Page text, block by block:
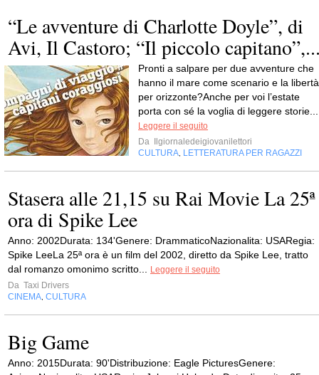
“Le avventure di Charlotte Doyle”, di
Avi, Il Castoro; “Il piccolo
Pronti a salpare per due avventure che
hanno il mare come scenario e la libertà
per orizzonte?Anche per voi l’estate
porta con sé la voglia di leggere storie...
Leggere il seguito
Da
Ilgiornaledeigiovanilettori
CULTURA LETTERATURA PER RAGAZZI
Stasera alle 21,15 su Rai Movie La 25ª
ora di Spike Lee
Anno: 2002Durata: 134'Genere: DrammaticoNazionalita: USARegia:
Spike LeeLa 25ª ora è un film del 2002, diretto da Spike Lee, tratto
dal romanzo omonimo scritto...
Leggere il seguito
Da Taxi Drivers
CINEMA CULTURA
Big Game
Anno: 2015Durata: 90'Distribuzione: Eagle PicturesGenere: